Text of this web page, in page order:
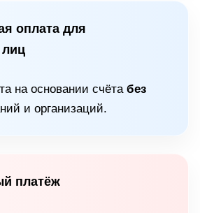
оплата для
на основании счёта без
и организаций.
платёж